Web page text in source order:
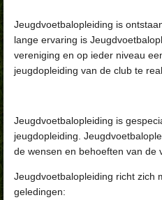
Jeugdvoetbalopleiding is
lange ervaring is
vereniging en op ieder niveau
jeugdopleiding van de club te
Jeugdvoetbalopleiding is
jeugdopleiding.
de wensen en behoeften van de
Jeugdvoetbalopleiding richt zich
geledingen: